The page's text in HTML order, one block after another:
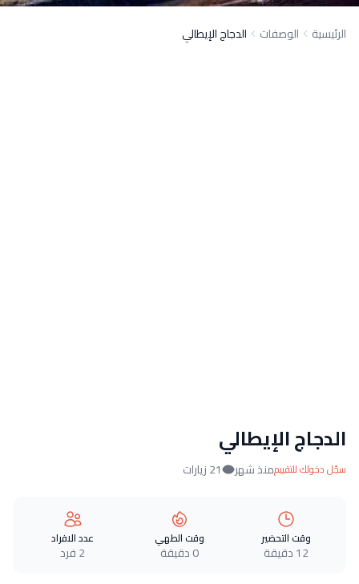
الرئيسية الوصفات الدجاج الإيطالي
الدجاج الإيطالي
سجّل دخولك للتقييممنذ شهر 21 زيارات
وقت التحضير
12 دقيقة
وقت الطهي
0 دقيقة
عدد الافراد
2 فرد